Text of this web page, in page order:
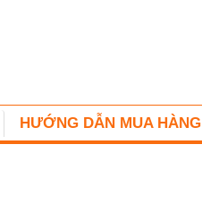
HƯỚNG DẪN MUA HÀNG